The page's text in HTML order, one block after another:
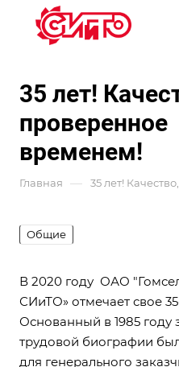
35 лет!
проверенное
временем!
Главная — 35 лет!
Общие
В 2020 году ОАО
СИиТО» отмечает свое
Основанный в 1985 году
трудовой биографии
для генерального